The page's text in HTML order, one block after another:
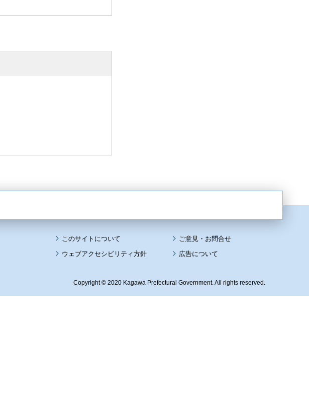
このサイトについて
ウェブアクセシビリティ方針 広告について
Copyright © 2020 Kagawa Prefectural Government. All rights reserved.